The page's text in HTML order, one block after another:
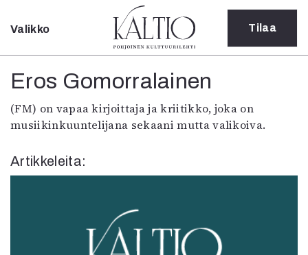
Sulje
Kategoriat
Teatteri
Tanssi
Paperilehdestä
Oulu2026
Näyttelyt
Valikko Tilaa
Eros Gomorralainen
(FM) on vapaa kirjoittaja ja kriitikko, joka on
musiikinkuuntelijana sekaani mutta valikoiva.
Artikkeleita: